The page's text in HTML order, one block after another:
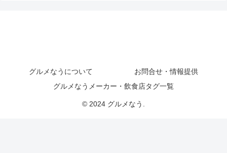
グルメなうについて
お問合せ・情報提供
グルメなうメーカー・飲食店タグ一覧
© 2024 グルメなう.